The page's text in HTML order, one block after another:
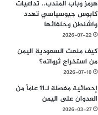
هرمز وباب المندب.. تداعيات
كابوس جيوسياسي تهدد
واشنطن وحلفائها
2026-07-22
كيف منعت السعودية اليمن
من استخراج ثرواته؟
2026-07-10
إحصائية مفصلة لـ11 عاماً من
العدوان على اليمن
2026-03-27